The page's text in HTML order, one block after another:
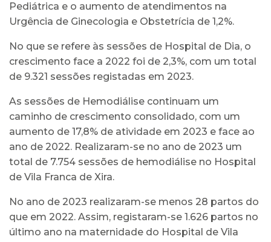
Pediátrica e o aumento de atendimentos na
Urgência de Ginecologia e Obstetrícia de 1,2%.
No que se refere às sessões de Hospital de Dia, o
crescimento face a 2022 foi de 2,3%, com um total
de 9.321 sessões registadas em 2023.
As sessões de Hemodiálise continuam um
caminho de crescimento consolidado, com um
aumento de 17,8% de atividade em 2023 e face ao
ano de 2022. Realizaram-se no ano de 2023 um
total de 7.754 sessões de hemodiálise no Hospital
de Vila Franca de Xira.
No ano de 2023 realizaram-se menos 28 partos do
que em 2022. Assim, registaram-se 1.626 partos no
último ano na maternidade do Hospital de Vila